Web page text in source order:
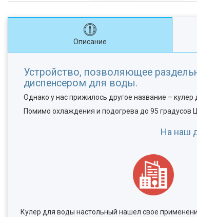
Описание
Устройство, позволяющее
диспенсером для воды.
Однако у нас прижилось другое название –
Помимо охлаждения и подогрева до 95 градусов
На наш
Кулер для воды настольный нашел свое